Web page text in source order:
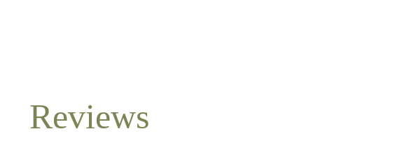
Reviews